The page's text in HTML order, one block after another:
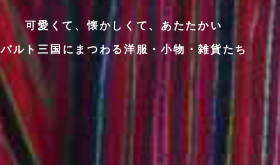
可愛くて、懐かしくて、あたたかい
バルト三国にまつわる洋服・小物・雑貨たち